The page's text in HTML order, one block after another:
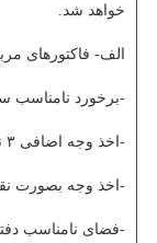
خواهد شد.
الف- فاکتورهای
-برخورد نامناسب
-اخذ وجه اضافی ۳ نمره منفی
-اخذ وجه بصورت نقدی
-فضای نامناسب دفترخانه ۳